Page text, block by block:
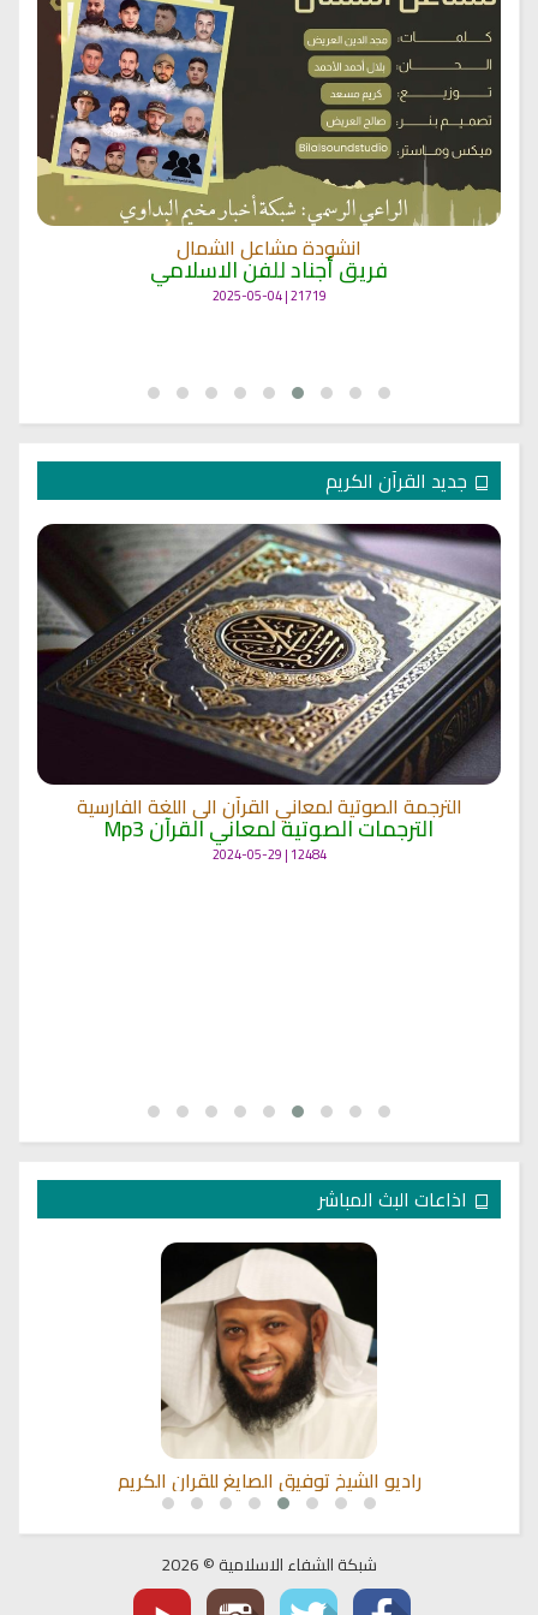
انشودة مشاعل الشمال
فريق أجناد للفن الاسلامي
21719 | 2025-05-04
جديد القرآن الكريم
الترجمة الصوتية لمعاني القرآن الى اللغة الفارسية
الترجمات الصوتية لمعاني القرآن Mp3
12484 | 2024-05-29
اذاعات البث المباشر
راديو الشيخ توفيق الصايغ للقران الكريم
شبكة الشفاء الاسلامية © 2026